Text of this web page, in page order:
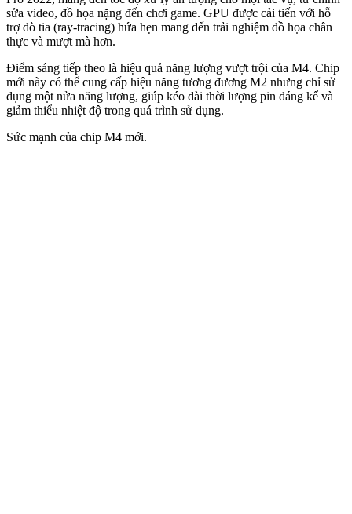
sửa video, đồ họa nặng đến chơi game. GPU được cải tiến với hỗ
trợ dò tia (ray-tracing) hứa hẹn mang đến trải nghiệm đồ họa chân
thực và mượt mà hơn.
Điểm sáng tiếp theo là hiệu quả năng lượng vượt trội của M4. Chip
mới này có thể cung cấp hiệu năng tương đương M2 nhưng chỉ sử
dụng một nửa năng lượng, giúp kéo dài thời lượng pin đáng kể và
giảm thiểu nhiệt độ trong quá trình sử dụng.
Sức mạnh của chip M4 mới.